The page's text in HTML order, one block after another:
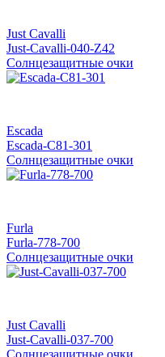
Just Cavalli
Just-Cavalli-040-Z42
Солнцезащитные очки
Escada
Escada-C81-301
Солнцезащитные очки
Furla
Furla-778-700
Солнцезащитные очки
Just Cavalli
Just-Cavalli-037-700
Солнцезащитные очки